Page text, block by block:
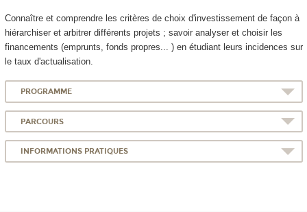
Connaître et comprendre les critères de choix d'investissement de façon à
hiérarchiser et arbitrer différents projets ; savoir analyser et choisir les
financements (emprunts, fonds propres... ) en étudiant leurs incidences sur
le taux d'actualisation.
PROGRAMME
PARCOURS
INFORMATIONS PRATIQUES